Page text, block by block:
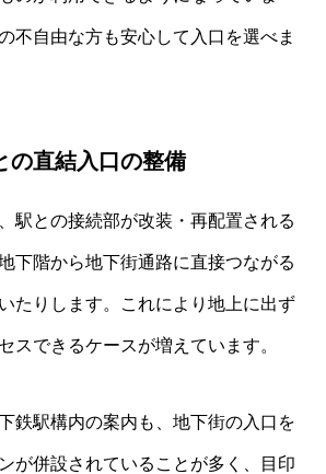
不自由な方も安心して入口を選べま
の直結入口の整備
駅との接続部が改装・再配置される
下階から地下街通路に直接つながる
たりします。これにより地上に出ず
スできるケースが増えています。
鉄駅構内の案内も、地下街の入口を
が併設されていることが多く、目印